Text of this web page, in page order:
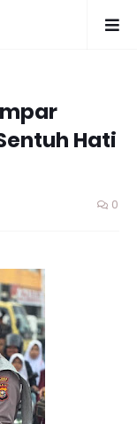
Hati
0